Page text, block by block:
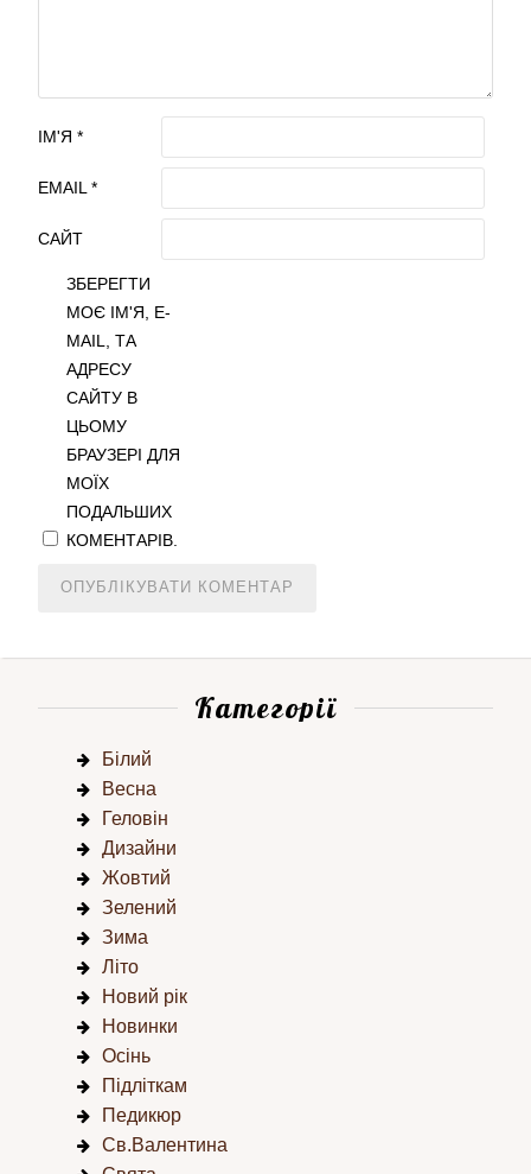
ІМ'Я *
EMAIL *
САЙТ
ЗБЕРЕГТИ
МОЄ ІМ'Я, E-
MAIL, ТА
АДРЕСУ
САЙТУ В
ЦЬОМУ
БРАУЗЕРІ ДЛЯ
МОЇХ
ПОДАЛЬШИХ
КОМЕНТАРІВ.
Категорії
Білий
Весна
Геловін
Дизайни
Жовтий
Зелений
Зима
Літо
Новий рік
Новинки
Осінь
Підліткам
Педикюр
Св.Валентина